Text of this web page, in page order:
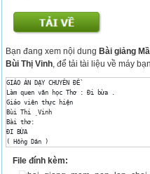
Bạn đang xem nội dungBài giảng
Bùi Thị Vinh , để tải tài liệu về máy
GIÁO ÁN DẠY CHUYÊN ĐỀ
Làm quen văn học Thơ : Đi bừa .
Giáo viên thực hiện
Bùi Thi ̣ Vinh
Bài thơ:
ĐI BỪA
( Hồng Dân )
- Cô vừa đọc cho các con nghe bài thơ gì?
- Bài thơ do ai sáng tác ?
File đính kèm: